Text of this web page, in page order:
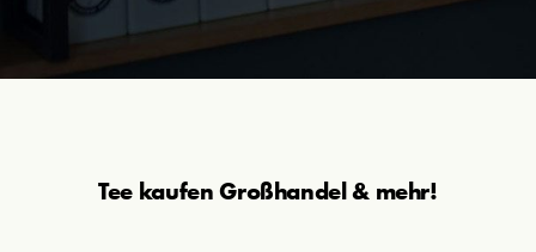
Tee kaufen Großhandel & mehr!